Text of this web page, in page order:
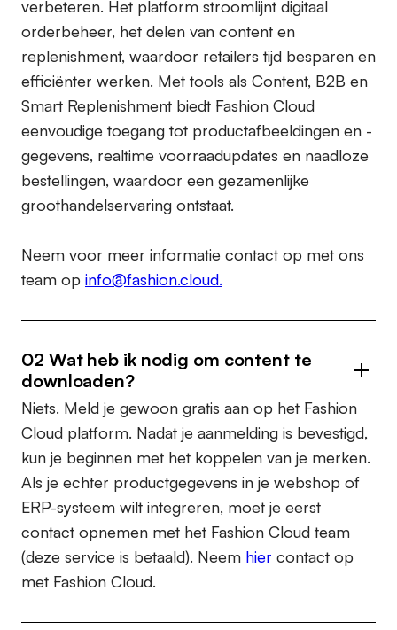
verbeteren. Het platform stroomlijnt digitaal
orderbeheer, het delen van content en
replenishment, waardoor retailers tijd besparen en
efficiënter werken. Met tools als Content, B2B en
Smart Replenishment biedt Fashion Cloud
eenvoudige toegang tot productafbeeldingen en -
gegevens, realtime voorraadupdates en naadloze
bestellingen, waardoor een gezamenlijke
groothandelservaring ontstaat.
Neem voor meer informatie contact op met ons
team op info@fashion.cloud.
02 Wat heb ik nodig om content te
downloaden?
Niets. Meld je gewoon gratis aan op het Fashion
Cloud platform. Nadat je aanmelding is bevestigd,
kun je beginnen met het koppelen van je merken.
Als je echter productgegevens in je webshop of
ERP-systeem wilt integreren, moet je eerst
contact opnemen met het Fashion Cloud team
(deze service is betaald). Neem hier contact op
met Fashion Cloud.